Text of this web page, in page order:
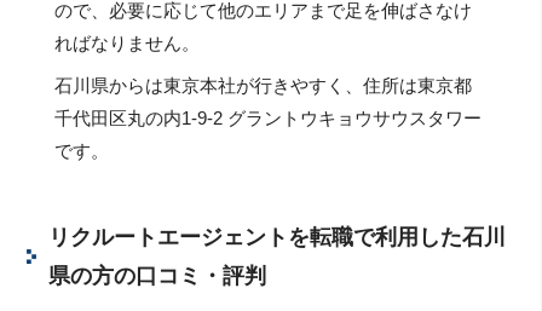
ので、必要に応じて他のエリアまで足を伸ばさなけ
ればなりません。
石川県からは東京本社が行きやすく、住所は東京都
千代田区丸の内1-9-2 グラントウキョウサウスタワー
です。
リクルートエージェントを転職で利用した石川
県の方の口コミ・評判